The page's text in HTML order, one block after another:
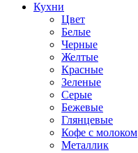
Кухни
Цвет
Белые
Черные
Желтые
Красные
Зеленые
Серые
Бежевые
Глянцевые
Кофе с молоком
Металлик